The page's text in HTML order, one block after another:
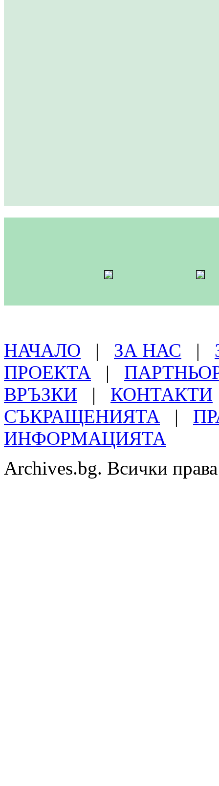
НАЧАЛО | ЗА НАС |
ПРОЕКТА |
ВРЪЗКИ | КОНТАКТИ
СЪКРАЩЕНИЯТА |
ИНФОРМАЦИЯТА
Archives.bg. Всички права